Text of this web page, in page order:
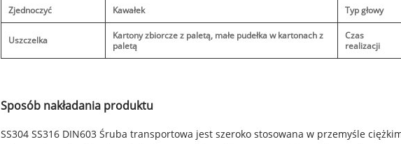
Zjednoczyć Kawałek Typ głowy
Uszczelka
Kartony zbiorcze z paletą, małe pudełka w kartonach z
paletą
Czas
realizacji
Sposób nakładania produktu
SS304 SS316 DIN603 Śruba transportowa jest szeroko stosowana w przemyśle